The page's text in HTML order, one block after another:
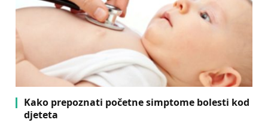
Kako prepoznati početne simptome bolesti kod
djeteta